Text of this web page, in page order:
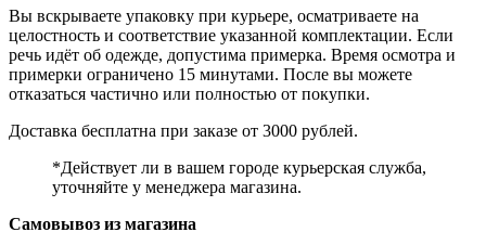
Вы вскрываете упаковку при курьере, осматриваете на
целостность и соответствие указанной комплектации. Если
речь идёт об одежде, допустима примерка. Время осмотра и
примерки ограничено 15 минутами. После вы можете
отказаться частично или полностью от покупки.
Доставка бесплатна при заказе от 3000 рублей.
*Действует ли в вашем городе курьерская служба,
уточняйте у менеджера магазина.
Самовывоз из магазина